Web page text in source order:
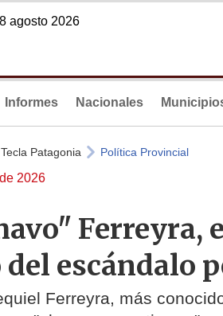
agosto 2026
Informes Nacionales
Patagonia Política Provincial
2026
Ferreyra,
escándalo
Ferreyra, más